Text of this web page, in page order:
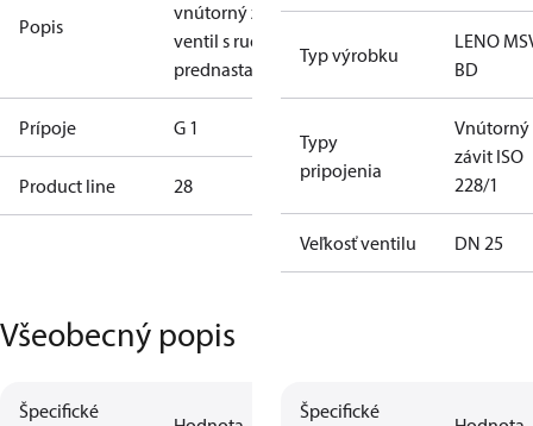
Popis
vnútorný závit,
ventil s ručným
prednastavením
Prípoje G 1
Product line 28
Typ výrobku
LENO
BD
Typy
pripojenia
Vnútorný
závit ISO
228/1
Veľkosť ventilu DN 25
Všeobecný popis
Špecifické
Špecifické